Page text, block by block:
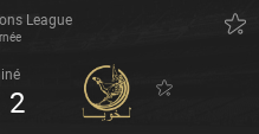
League
2